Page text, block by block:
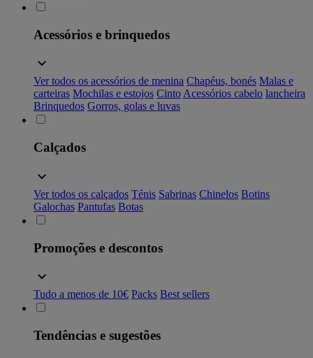
Acessórios e brinquedos
Ver todos os acessórios de menina Chapéus, bonés Malas e
carteiras Mochilas e estojos Cinto Acessórios cabelo lancheira
Brinquedos Gorros, golas e luvas
Calçados
Ver todos os calçados Ténis Sabrinas Chinelos Botins
Galochas Pantufas Botas
Promoções e descontos
Tudo a menos de 10€ Packs Best sellers
Tendências e sugestões